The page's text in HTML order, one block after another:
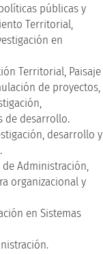
públicas y
Territorial,
en
Territorial, Paisaje
de proyectos,
de desarrollo.
desarrollo y
Administración,
organizacional y
en Sistemas